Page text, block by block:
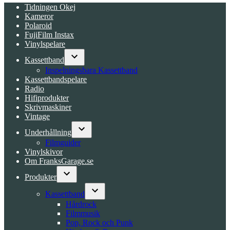
Tidningen Okej
Kameror
Polaroid
FujiFilm Instax
Vinylspelare
Kassettband
Open
dropdown
menu
Inspelningsbara Kassettband
Kassettbandspelare
Radio
Hifiprodukter
Skrivmaskiner
Vintage
Underhållning
Open
Filmguider
Vinylskivor
Om FranksGarage.se
Produkter
Open
dropdown
menu
Kassettband
Open
dropdown
menu
Hårdrock
Filmmusik
Pop, Rock och Punk